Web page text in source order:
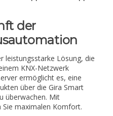
der
leistungsstarke Lösung, die
KNX-Netzwerk
ermöglicht es, eine
über die Gira Smart
überwachen. Mit
maximalen Komfort.